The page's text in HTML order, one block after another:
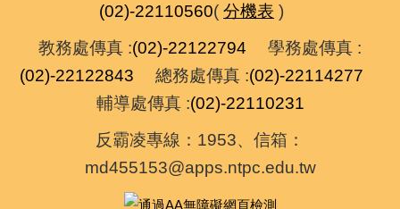
(02)-22110560( 分機表 )
教務處傳真 :(02)-22122794 學務處傳真 :
(02)-22122843 總務處傳真 :(02)-22114277
輔導處傳真 :(02)-22110231
反霸凌專線：1953、信箱：
md455153@apps.ntpc.edu.tw